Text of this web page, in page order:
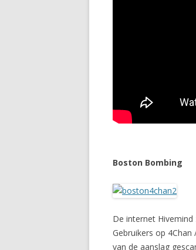
Boston Bombing
De internet
Gebruikers op 4Chan
van de aanslag